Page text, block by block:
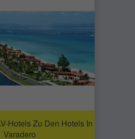
Hotels Zu Den Hotels In
Varadero